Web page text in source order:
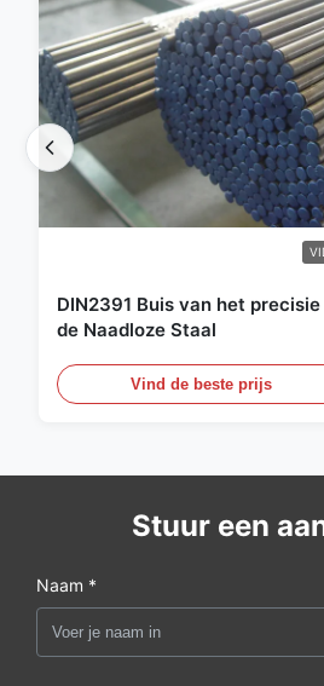
DIN2391 Buis van het precisie
de Naadloze Staal
Vind de beste prijs
Stuur een
Naam *